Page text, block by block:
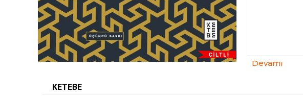
kısa yollar,
Devamı
KETEBE